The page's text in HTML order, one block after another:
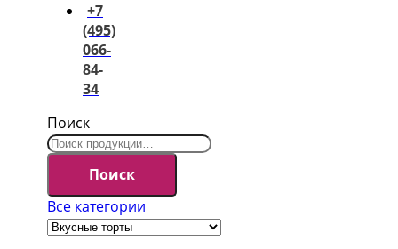
+7
(495)
066-
84-
34
Поиск
Поиск
Все категории